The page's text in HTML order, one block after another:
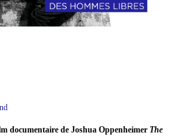
documentaire de Joshua Oppenheimer The